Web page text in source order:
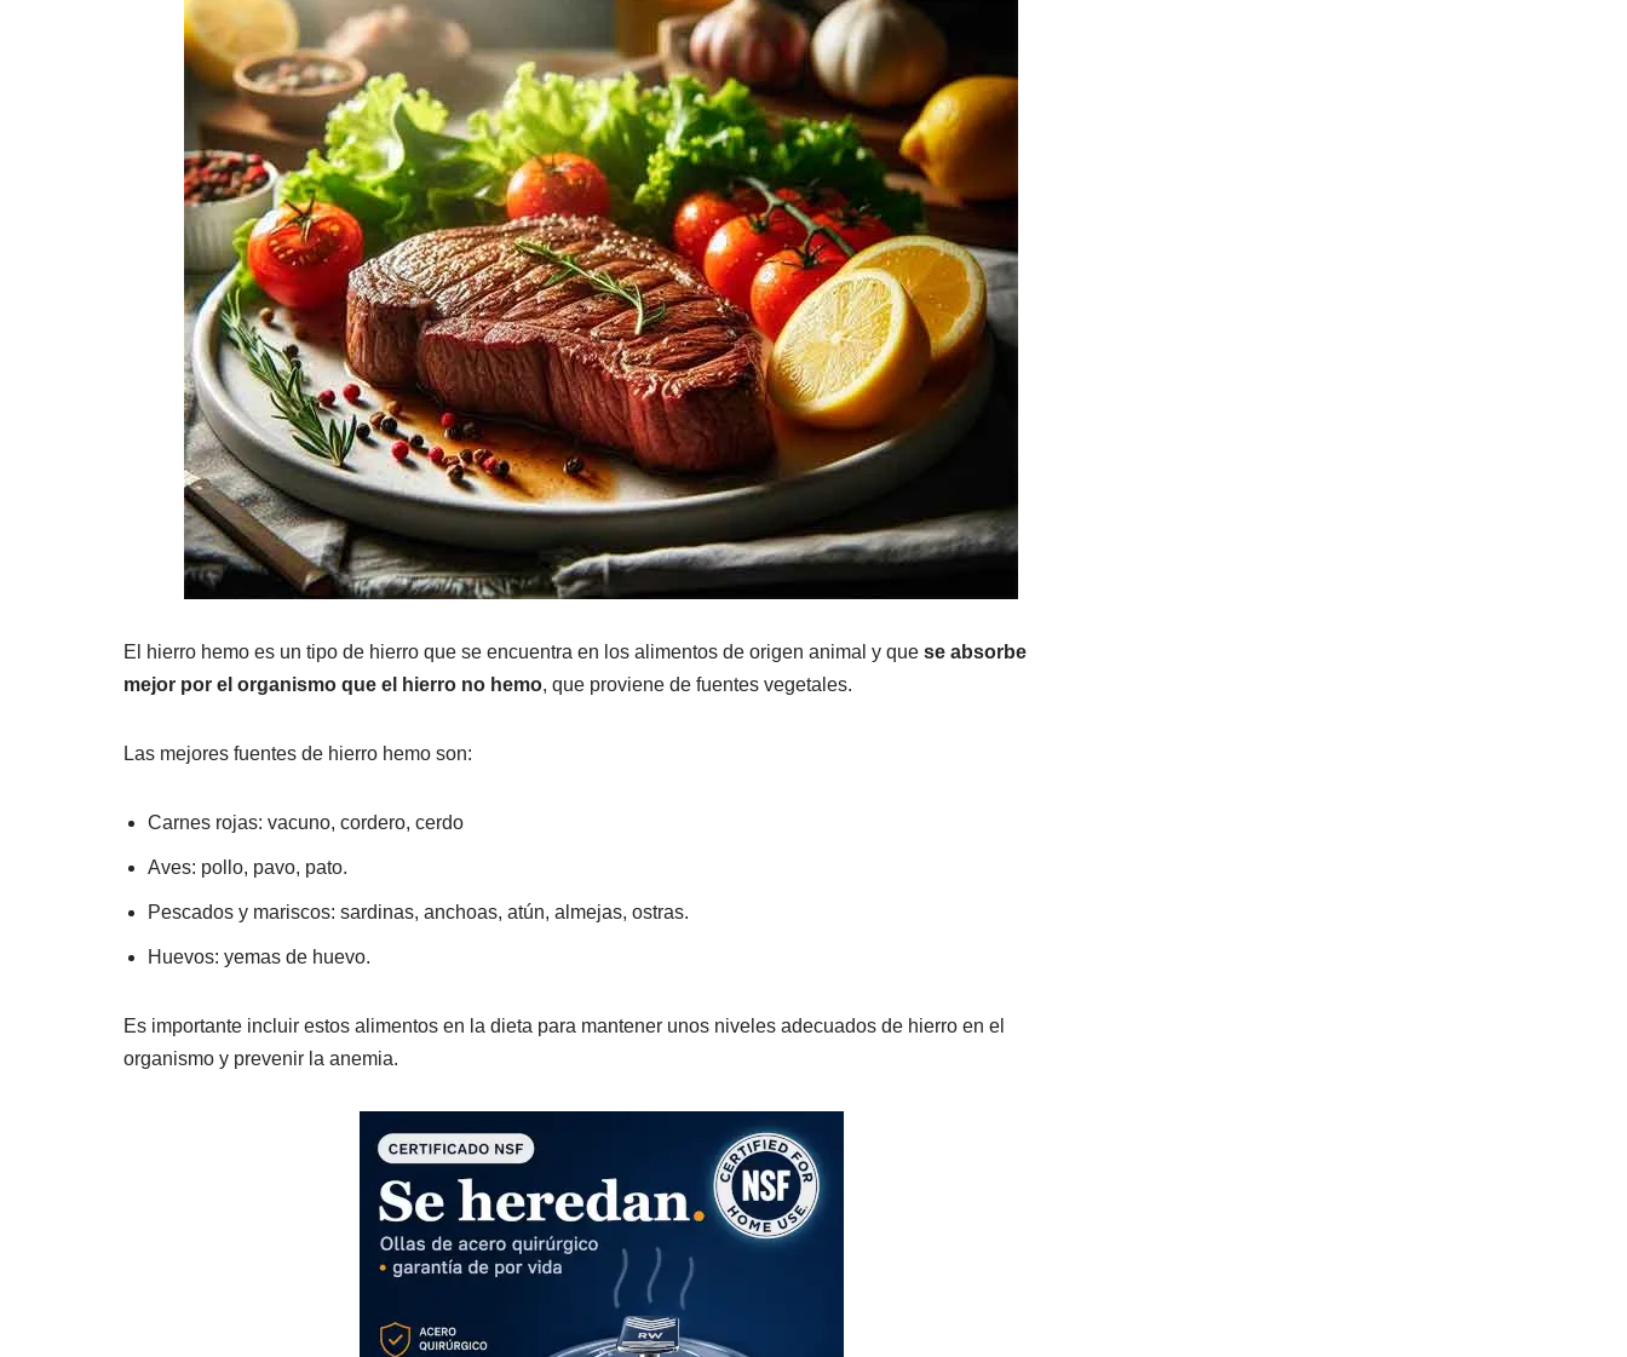
El hierro hemo es un tipo de hierro que se encuentra en los alimentos de origen animal y que se absorbe
mejor por el organismo que el hierro no hemo, que proviene de fuentes vegetales.
Las mejores fuentes de hierro hemo son:
Carnes rojas: vacuno, cordero, cerdo
Aves: pollo, pavo, pato.
Pescados y mariscos: sardinas, anchoas, atún, almejas, ostras.
Huevos: yemas de huevo.
Es importante incluir estos alimentos en la dieta para mantener unos niveles adecuados de hierro en el
organismo y prevenir la anemia.